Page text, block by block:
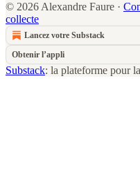
© 2026 Alexandre Faure ·
collecte
Lancez votre Substack
Obtenir l’appli
Substack: la plateforme pour